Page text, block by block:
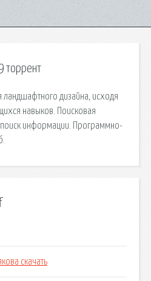
торрент
ландшафтного дизайна, исходя
навыков. Поисковая
поиск информации. Программно-
скачать